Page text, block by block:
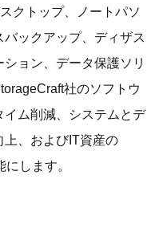
クトップ、ノートパソ
ックアップ、ディザス
ョン、データ保護ソリ
社のソフトウ
イム削減、システムとデ
上、およびIT資産の
します。